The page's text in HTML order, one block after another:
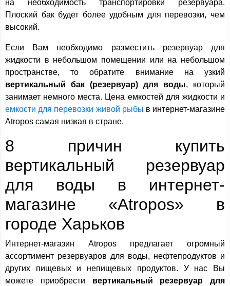
на необходимость транспортировки резервуара.
Плоский бак будет более удобным для перевозки, чем
высокий.
Если Вам необходимо разместить резервуар для
жидкости в небольшом помещении или на небольшом
пространстве, то обратите внимание на узкий
вертикальный бак (резервуар) для воды, который
занимает немного места. Цена емкостей для жидкости и
емкости для перевозки живой рыбы в интернет-магазине
Atropos самая низкая в стране.
8 причин купить
вертикальный резервуар
для воды в интернет-
магазине «Atropos» в
городе Харьков
Интернет-магазин Atropos предлагает огромный
ассортимент резервуаров для воды, нефтепродуктов и
других пищевых и непищевых продуктов. У нас Вы
можете приобрести вертикальный резервуар для